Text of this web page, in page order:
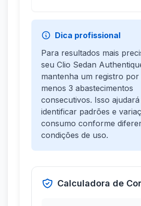
Dica profissional
Para resultados mais
seu Clio Sedan
mantenha um registro por
menos 3 abastecimentos
consecutivos. Isso ajudará
identificar padrões e
consumo conforme
condições de uso.
Calculadora de